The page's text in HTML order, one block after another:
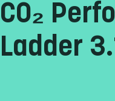
CO₂
Ladder